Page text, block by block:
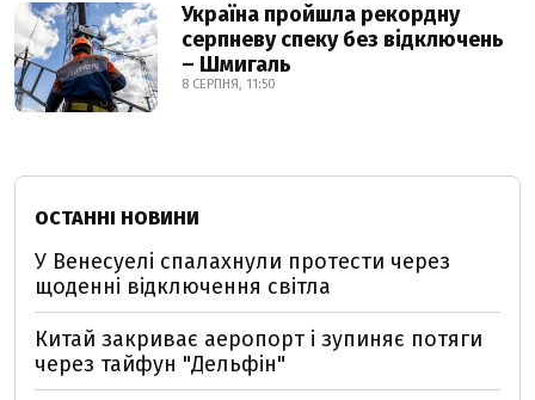
Україна пройшла рекордну
серпневу спеку без відключень
– Шмигаль
8 СЕРПНЯ, 11:50
ОСТАННІ НОВИНИ
У Венесуелі спалахнули протести через
щоденні відключення світла
Китай закриває аеропорт і зупиняє потяги
через тайфун "Дельфін"